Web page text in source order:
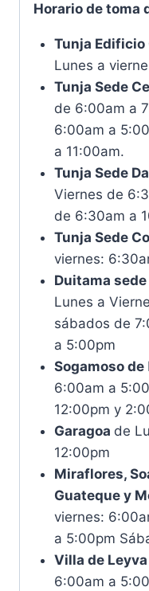
Horario de toma
Tunja
Lunes a
Tunja Sede
de 6:00am a
6:00am a
a 11:00am.
Tunja Sede
Viernes de
de 6:30am a
Tunja Sede
viernes:
Duitama
Lunes a
sábados de
a 5:00pm
Sogamoso de
6:00am a
12:00pm y
Garagoa de
12:00pm
Miraflores,
Guateque y
viernes:
a 5:00pm
Villa de Leyva
6:00am a